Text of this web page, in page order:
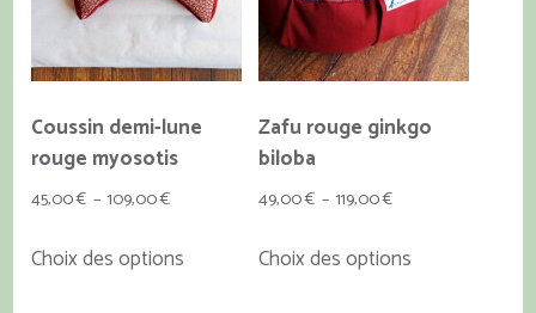
Coussin demi-lune
rouge myosotis
45,00€ – 109,00€Plage
prix :
Choix des options
Zafu rouge ginkgo
biloba
49,00€ – 119,00€Plage
prix :
Choix des options